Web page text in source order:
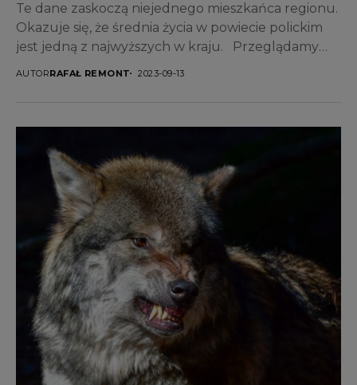
Te dane zaskoczą niejednego mieszkańca regionu.
Okazuje się, że średnia życia w powiecie polickim
jest jedną z najwyższych w kraju. Przeglądamy
AUTORRAFAŁ REMONT 2023-09-13